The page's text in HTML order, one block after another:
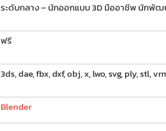
ระดับกลาง – นักออกแบบ 3D มืออาชีพ นักพัฒ
ฟรี
3ds, dae, fbx, dxf, obj, x, lwo, svg, ply, stl,
Blender